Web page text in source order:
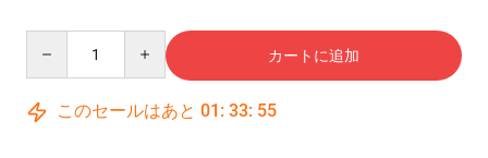
カートに追加
このセールはあと 01 : 33: 54